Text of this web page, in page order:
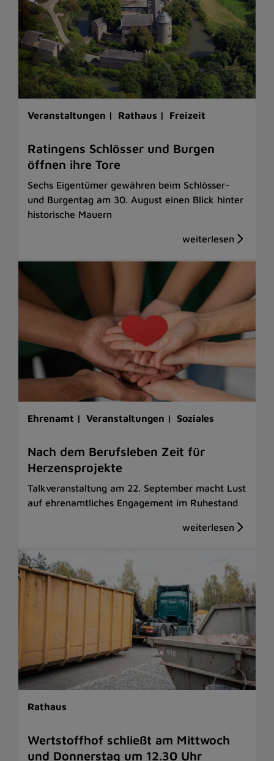
Veranstaltungen | Rathaus | Freizeit
Ratingens Schlösser und Burgen
öffnen ihre Tore
Sechs Eigentümer gewähren beim Schlösser-
und Burgentag am 30. August einen Blick hinter
historische Mauern
Ehrenamt | Veranstaltungen | Soziales
Nach dem Berufsleben Zeit für
Herzensprojekte
Talkveranstaltung am 22. September macht Lust
auf ehrenamtliches Engagement im Ruhestand
Rathaus
Wertstoffhof schließt am Mittwoch
und Donnerstag um 12.30 Uhr